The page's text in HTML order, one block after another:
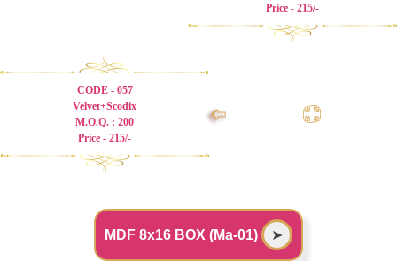
Price - 215/-
CODE - 057
Velvet+Scodix
M.O.Q. : 200
Price - 215/-
➩
MDF 8x16 BOX (Ma-01) ➤